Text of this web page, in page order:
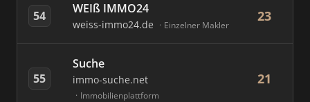
54 WEIß IMMO24
weiss-immo24.de Einzelner Makler
23
55
Suche
immo-suche.net
Immobilienplattform
21